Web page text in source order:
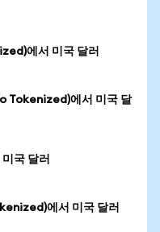
에서 미국 달러
에서 미국 달
국 달러
에서 미국 달러